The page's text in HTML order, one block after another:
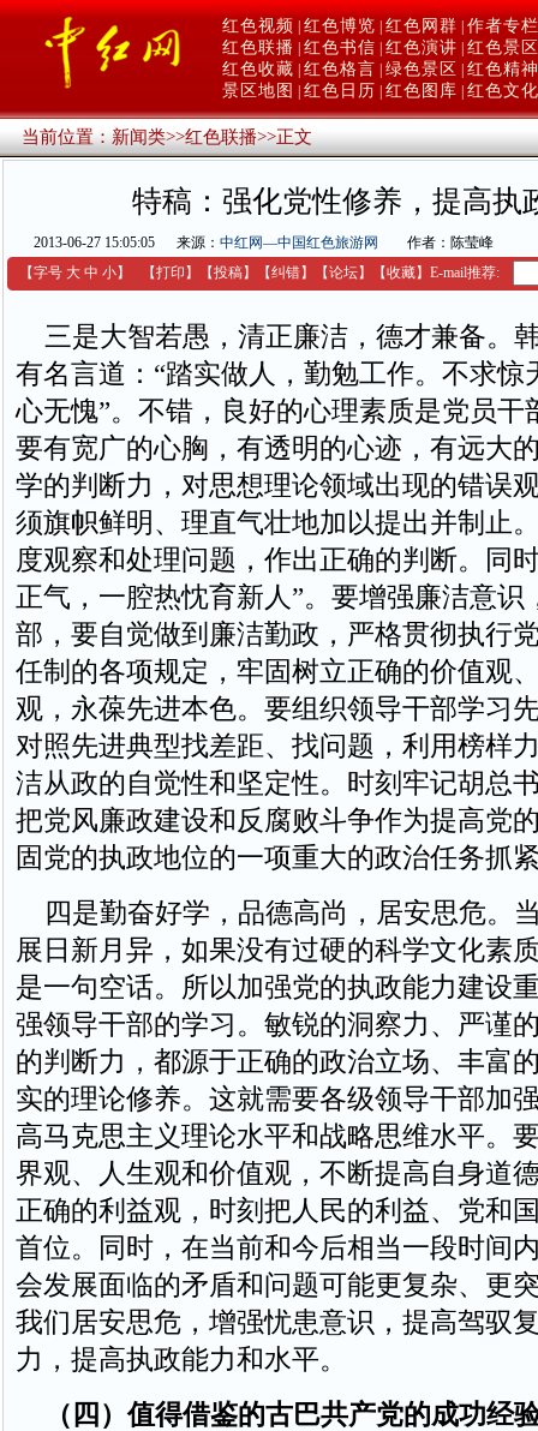
红色视频 红色博览 红色网群 作者专栏
红色联播 红色书信 红色演讲 红色景区
红色收藏 红色格言 绿色景区
红色精神
景区地图
红色日历 红色图库 红色文化
当前位置：新闻类>>红色联播>>正文
特稿：强化党性修养，提高执
2013-06-27 15:05:05 来源： 中红网—中国红色旅游网
作者：陈莹峰
【字号 大 中 小】 【打印 】 【投稿】 【纠错】 【论坛】 【收藏】 E-mail推荐:
三是大智若愚，清正廉洁，德才兼备。
有名言道：“踏实做人，勤勉工作。不求惊
心无愧”。不错，良好的心理素质是党员干
要有宽广的心胸，有透明的心迹，有远大
学的判断力，对思想理论领域出现的错误
须旗帜鲜明、理直气壮地加以提出并制止
度观察和处理问题，作出正确的判断。同
正气，一腔热忱育新人”。要增强廉洁意识
部，要自觉做到廉洁勤政，严格贯彻执行
任制的各项规定，牢固树立正确的价值观
观，永葆先进本色。要组织领导干部学习
对照先进典型找差距、找问题，利用榜样
洁从政的自觉性和坚定性。时刻牢记胡总
把党风廉政建设和反腐败斗争作为提高党
固党的执政地位的一项重大的政治任务抓
四是勤奋好学，品德高尚，居安思危。
展日新月异，如果没有过硬的科学文化素
是一句空话。所以加强党的执政能力建设
强领导干部的学习。敏锐的洞察力、严谨
的判断力，都源于正确的政治立场、丰富
实的理论修养。这就需要各级领导干部加
高马克思主义理论水平和战略思维水平。
界观、人生观和价值观，不断提高自身道
正确的利益观，时刻把人民的利益、党和
首位。同时，在当前和今后相当一段时间
会发展面临的矛盾和问题可能更复杂、更
我们居安思危，增强忧患意识，提高驾驭
力，提高执政能力和水平。
（四）值得借鉴的古巴共产党的成功经